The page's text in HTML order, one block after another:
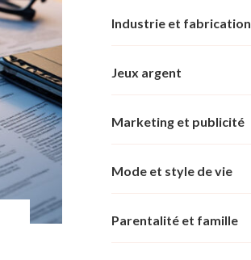
Industrie et fabrication
Jeux argent
Marketing et publicité
Mode et style de vie
Parentalité et famille